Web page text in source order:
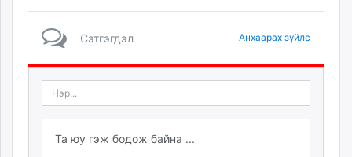
Сэтгэгдэл Анхаарах зүйлс